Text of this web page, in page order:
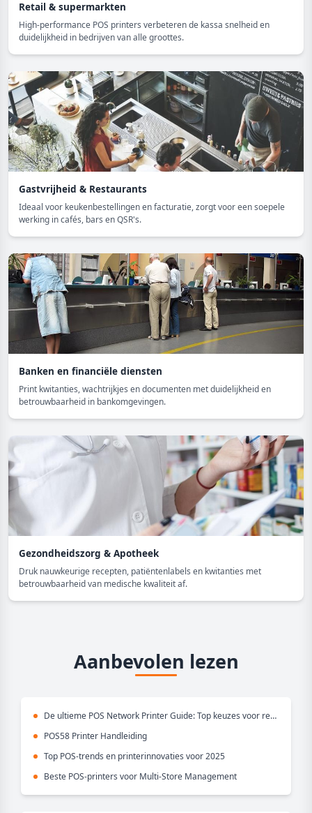
Retail & supermarkten
High-performance POS printers verbeteren de kassa snelheid en
duidelijkheid in bedrijven van alle groottes.
Gastvrijheid & Restaurants
Ideaal voor keukenbestellingen en facturatie, zorgt voor een soepele
werking in cafés, bars en QSR's.
Banken en financiële diensten
Print kwitanties, wachtrijkjes en documenten met duidelijkheid en
betrouwbaarheid in bankomgevingen.
Gezondheidszorg & Apotheek
Druk nauwkeurige recepten, patiëntenlabels en kwitanties met
betrouwbaarheid van medische kwaliteit af.
Aanbevolen lezen
De ultieme POS Network Printer Guide: Top keuzes voor retail & restaurants
POS58 Printer Handleiding
Top POS-trends en printerinnovaties voor 2025
Beste POS-printers voor Multi-Store Management